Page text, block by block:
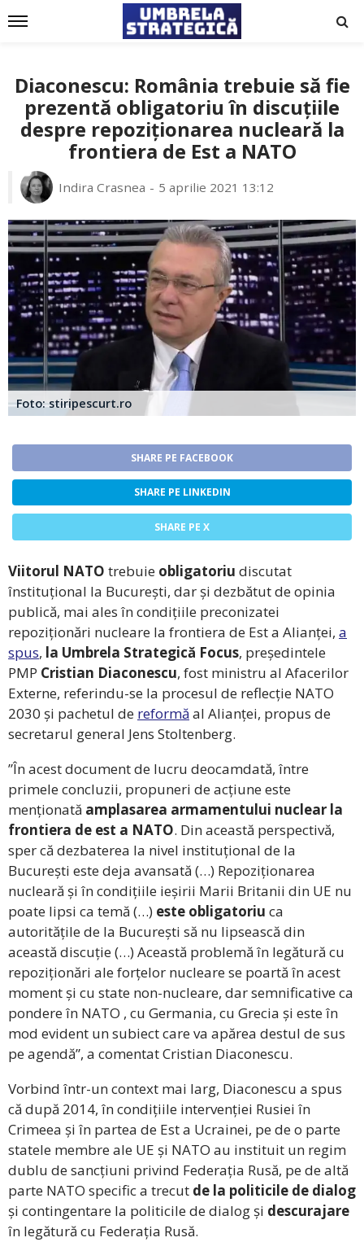
Diaconescu: România trebuie să fie
prezentă obligatoriu în discuțiile
despre repoziționarea nucleară la
frontiera de Est a NATO
Indira Crasnea 5 aprilie 2021 13:12
Foto: stiripescurt.ro
SHARE PE FACEBOOK
SHARE PE LINKEDIN
SHARE PE X
Viitorul NATO trebuie obligatoriu discutat
înstituțional la București, dar și dezbătut de opinia
publică, mai ales în condițiile preconizatei
repoziționări nucleare la frontiera de Est a Alianței, a
spus, la Umbrela Strategică Focus, președintele
PMP Cristian Diaconescu, fost ministru al Afacerilor
Externe, referindu-se la procesul de reflecție NATO
2030 și pachetul de reformă al Alianței, propus de
secretarul general Jens Stoltenberg.
”În acest document de lucru deocamdată, între
primele concluzii, propuneri de acțiune este
menționată amplasarea armamentului nuclear la
frontiera de est a NATO. Din această perspectivă,
sper că dezbaterea la nivel instituțional de la
București este deja avansată (…) Repoziționarea
nucleară și în condițiile ieșirii Marii Britanii din UE nu
poate lipsi ca temă (…) este obligatoriu ca
autoritățile de la București să nu lipsească din
această discuție (…) Această problemă în legătură cu
repoziționări ale forțelor nucleare se poartă în acest
moment și cu state non-nucleare, dar semnificative ca
pondere în NATO , cu Germania, cu Grecia și este în
mod evident un subiect care va apărea destul de sus
pe agendă”, a comentat Cristian Diaconescu.
Vorbind într-un context mai larg, Diaconescu a spus
că după 2014, în condițiile intervenției Rusiei în
Crimeea și în partea de Est a Ucrainei, pe de o parte
statele membre ale UE și NATO au instituit un regim
dublu de sancțiuni privind Federația Rusă, pe de altă
parte NATO specific a trecut de la politicile de dialog
și contingentare la politicile de dialog și descurajare
în legătură cu Federația Rusă.